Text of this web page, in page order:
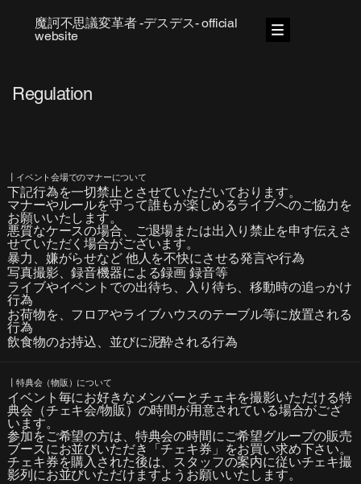
魔訶不思議変革者 -デスデス- official
website
Regulation
┃イベント会場でのマナーについて
下記行為を一切禁止とさせていただいております。
マナーやルールを守って誰もが楽しめるライブへのご協力を
お願いいたします。
悪質なケースの場合、ご退場または出入り禁止を申す伝えさ
せていただく場合がございます。
暴力、嫌がらせなど 他人を不快にさせる発言や行為
写真撮影、録音機器による録画 録音等
ライブやイベントでの出待ち、入り待ち、移動時の追っかけ
行為
お荷物を、フロアやライブハウスのテーブル等に放置される
行為​
飲食物のお持込、並びに泥酔される行為
┃特典会（物販）について
イベント毎にお好きなメンバーとチェキを撮影いただける特
典会（チェキ会/物販）の時間が用意されている場合がござ
います。​
参加をご希望の方は、特典会の時間にご希望グループの販売
ブースにお並びいただき「チェキ券」をお買い求め下さい。
チェキ券を購入された後は、スタッフの案内に従いチェキ撮
影列にお並びいただけますようお願いいたします。